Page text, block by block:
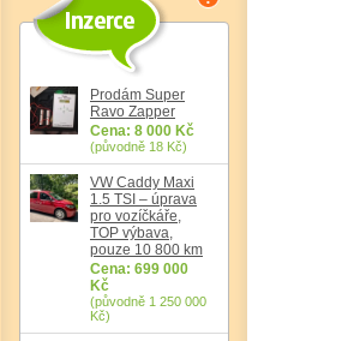
Prodám Super
Ravo Zapper
Cena: 8 000 Kč
(původně 18 Kč)
VW Caddy Maxi
1.5 TSI – úprava
pro vozíčkáře,
TOP výbava,
pouze 10 800 km
Cena: 699 000
Kč
(původně 1 250 000
Kč)